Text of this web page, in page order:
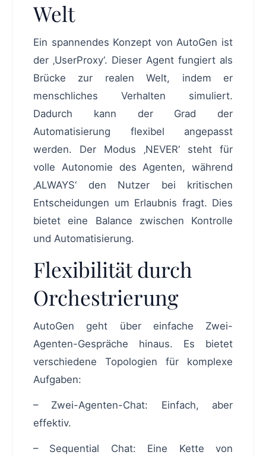
Welt
Ein spannendes Konzept von AutoGen ist
der ‚UserProxy‘. Dieser Agent fungiert als
Brücke zur realen Welt, indem er
menschliches Verhalten simuliert.
Dadurch kann der Grad der
Automatisierung flexibel angepasst
werden. Der Modus ‚NEVER‘ steht für
volle Autonomie des Agenten, während
‚ALWAYS‘ den Nutzer bei kritischen
Entscheidungen um Erlaubnis fragt. Dies
bietet eine Balance zwischen Kontrolle
und Automatisierung.
Flexibilität durch
Orchestrierung
AutoGen geht über einfache Zwei-
Agenten-Gespräche hinaus. Es bietet
verschiedene Topologien für komplexe
Aufgaben:
– Zwei-Agenten-Chat: Einfach, aber
effektiv.
– Sequential Chat: Eine Kette von